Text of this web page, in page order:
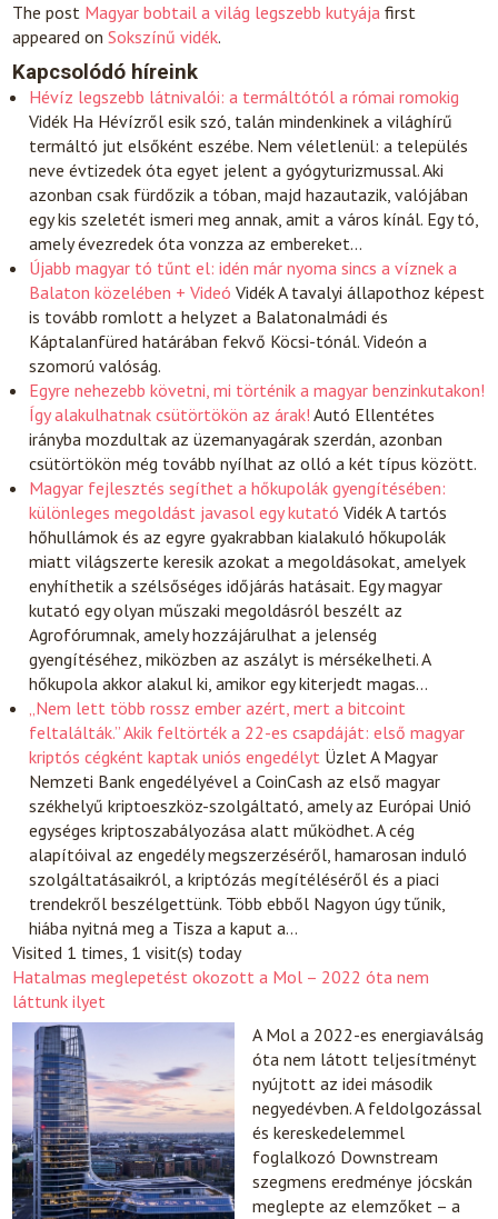
The post Magyar bobtail a világ legszebb kutyája first
appeared onSokszínű vidék.
Kapcsolódó híreink
Hévíz legszebb látnivalói: a termáltótól a római romokig
Vidék Ha Hévízről esik szó, talán mindenkinek a világhírű
termáltó jut elsőként eszébe. Nem véletlenül: a település
neve évtizedek óta egyet jelent a gyógyturizmussal. Aki
azonban csak fürdőzik a tóban, majd hazautazik, valójában
egy kis szeletét ismeri meg annak, amit a város kínál. Egy tó,
amely évezredek óta vonzza az embereket…
Újabb magyar tó tűnt el: idén már nyoma sincs a víznek a
Balaton közelében + Videó VidékA tavalyi állapothoz képest
is tovább romlott a helyzet a Balatonalmádi és
Káptalanfüred határában fekvő Köcsi-tónál. Videón a
szomorú valóság.
Egyre nehezebb követni, mi történik a magyar benzinkutakon!
Így alakulhatnak csütörtökön az árak! Autó Ellentétes
irányba mozdultak az üzemanyagárak szerdán, azonban
csütörtökön még tovább nyílhat az olló a két típus között.
Magyar fejlesztés segíthet a hőkupolák gyengítésében:
különleges megoldást javasol egy kutató VidékA tartós
hőhullámok és az egyre gyakrabban kialakuló hőkupolák
miatt világszerte keresik azokat a megoldásokat, amelyek
enyhíthetik a szélsőséges időjárás hatásait. Egy magyar
kutató egy olyan műszaki megoldásról beszélt az
Agrofórumnak, amely hozzájárulhat a jelenség
gyengítéséhez, miközben az aszályt is mérsékelheti. A
hőkupola akkor alakul ki, amikor egy kiterjedt magas…
„Nem lett több rossz ember azért, mert a bitcoint
feltalálták.” Akik feltörték a 22-es csapdáját: első magyar
kriptós cégként kaptak uniós engedélyt ÜzletA Magyar
Nemzeti Bank engedélyével a CoinCash az első magyar
székhelyű kriptoeszköz-szolgáltató, amely az Európai Unió
egységes kriptoszabályozása alatt működhet. A cég
alapítóival az engedély megszerzéséről, hamarosan induló
szolgáltatásaikról, a kriptózás megítéléséről és a piaci
trendekről beszélgettünk. Több ebből Nagyon úgy tűnik,
hiába nyitná meg a Tisza a kaput a…
Visited 1 times, 1 visit(s) today
Hatalmas meglepetést okozott a Mol – 2022 óta nem
láttunk ilyet
A Mol a 2022-es energiaválság
óta nem látott teljesítményt
nyújtott az idei második
negyedévben. A feldolgozással
és kereskedelemmel
foglalkozó Downstream
szegmens eredménye jócskán
meglepte az elemzőket – a